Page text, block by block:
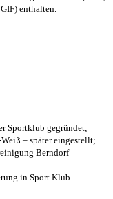
enthalten.
Sportklub gegründet;
– später eingestellt;
Berndorf
in Sport Klub